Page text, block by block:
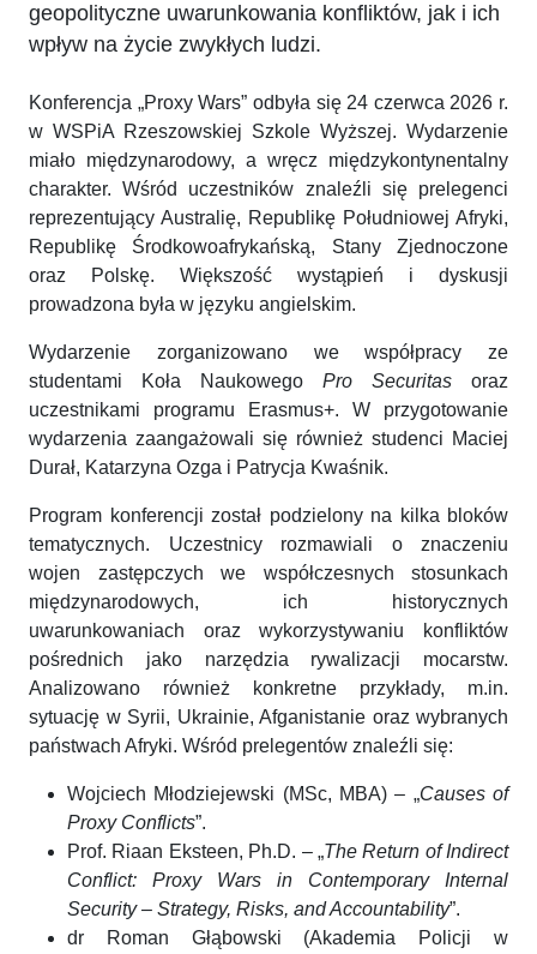
geopolityczne uwarunkowania konfliktów, jak i ich
wpływ na życie zwykłych ludzi.
Konferencja „Proxy Wars” odbyła się 24 czerwca 2026 r.
w WSPiA Rzeszowskiej Szkole Wyższej. Wydarzenie
miało międzynarodowy, a wręcz międzykontynentalny
charakter. Wśród uczestników znaleźli się prelegenci
reprezentujący Australię, Republikę Południowej Afryki,
Republikę Środkowoafrykańską, Stany Zjednoczone
oraz Polskę. Większość wystąpień i dyskusji
prowadzona była w języku angielskim.
Wydarzenie zorganizowano we współpracy ze
studentami Koła Naukowego Pro Securitas oraz
uczestnikami programu Erasmus+. W przygotowanie
wydarzenia zaangażowali się również studenci Maciej
Durał, Katarzyna Ozga i Patrycja Kwaśnik.
Program konferencji został podzielony na kilka bloków
tematycznych. Uczestnicy rozmawiali o znaczeniu
wojen zastępczych we współczesnych stosunkach
międzynarodowych, ich historycznych
uwarunkowaniach oraz wykorzystywaniu konfliktów
pośrednich jako narzędzia rywalizacji mocarstw.
Analizowano również konkretne przykłady, m.in.
sytuację w Syrii, Ukrainie, Afganistanie oraz wybranych
państwach Afryki. Wśród prelegentów znaleźli się:
Wojciech Młodziejewski (MSc, MBA) – „Causes of
Proxy Conflicts”.
Prof. Riaan Eksteen, Ph.D. – „The Return of Indirect
Conflict: Proxy Wars in Contemporary Internal
Security – Strategy, Risks, and Accountability”.
dr Roman Głąbowski (Akademia Policji w